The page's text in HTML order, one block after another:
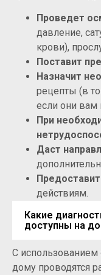
Проведет
давление,
крови),
Поставит
Назначит
рецепты (в
если они
При
Даст
действиям.
Какие
доступны на
С использованием
дому проводятся